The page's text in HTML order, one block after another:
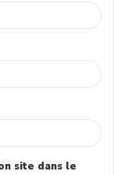
site dans le